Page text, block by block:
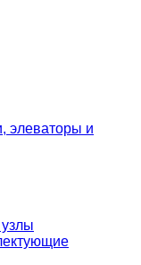
элеваторы и